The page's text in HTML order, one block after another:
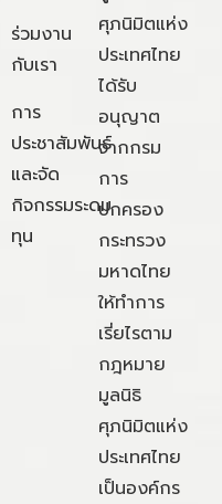
ร่วมงาน
กับเรา
การ
ประชาสัมพันธ์
และจัด
กิจกรรมระดม
ทุน
ศุภนิมิตแห่ง
ประเทศไทย
ได้รับ
อนุญาต
จากกรม
การ
ปกครอง
กระทรวง
มหาดไทย
ให้ทำการ
เรี่ยไรตาม
กฎหมาย
มูลนิธิ
ศุภนิมิตแห่ง
ประเทศไทย
เป็นองค์กร